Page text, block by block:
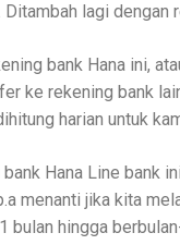
lagi
bank Hana ini,
ke rekening bank
harian untuk
Hana Line bank
menanti jika kita
bulan hingga